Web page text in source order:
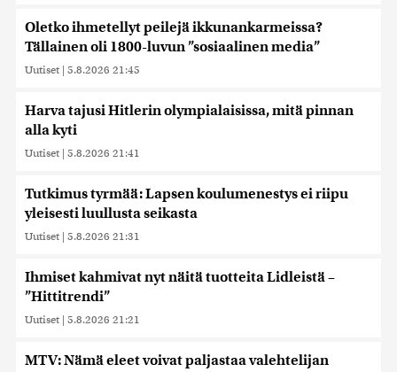
Oletko ihmetellyt peilejä ikkunankarmeissa?
Tällainen oli 1800-luvun ”sosiaalinen media”
Uutiset | 5.8.2026 21:45
Harva tajusi Hitlerin olympialaisissa, mitä pinnan
alla kyti
Uutiset | 5.8.2026 21:41
Tutkimus tyrmää: Lapsen koulumenestys ei riipu
yleisesti luullusta seikasta
Uutiset | 5.8.2026 21:31
Ihmiset kahmivat nyt näitä tuotteita Lidleistä –
”Hittitrendi”
Uutiset | 5.8.2026 21:21
MTV: Nämä eleet voivat paljastaa valehtelijan